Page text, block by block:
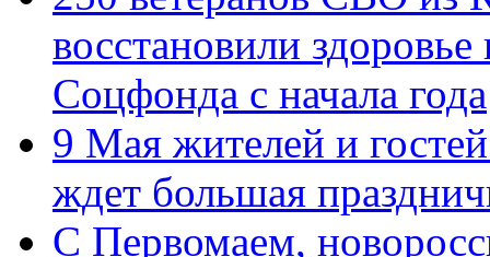
восстановили
Соцфонда с начала года
9 Мая жителей и
ждет большая
C Первомаем,